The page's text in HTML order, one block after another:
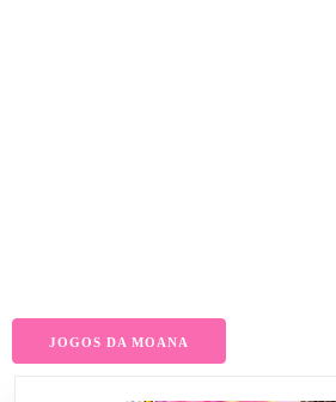
JOGOS DA MOANA